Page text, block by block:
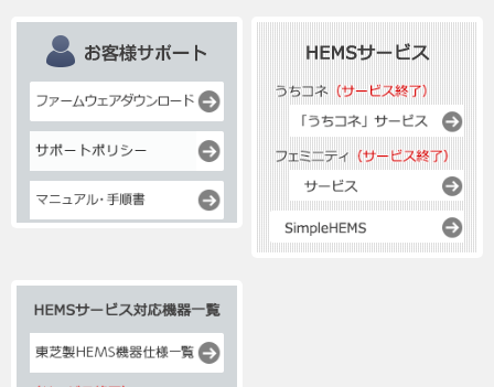
2018.12.19
ホームゲートウェイ／HEM-GW16A、HEM-GW26Aの
ファームウェアが新しくなりました。
2018.12.17
東芝HEMSクラウドサービス『フェミニティ倶楽部』
サービス終了のお知らせ